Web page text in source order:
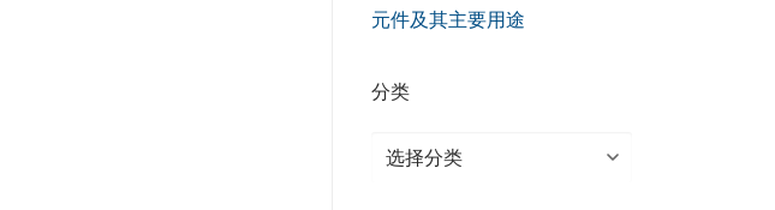
元件及其主要用途
分类
分